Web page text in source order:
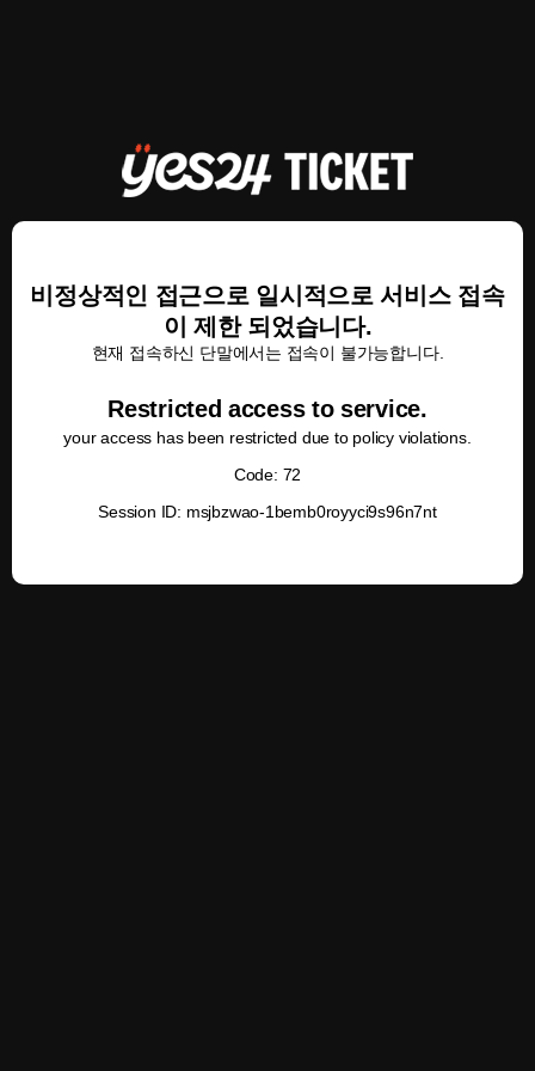
비정상적인 접근으로 일시적으로 서비스 접속
이 제한 되었습니다.
현재 접속하신 단말에서는 접속이 불가능합니다.
Restricted access to service.
your access has been restricted due to policy violations.
Code: 72
Session ID: msjbzwao-1bemb0royyci9s96n7nt